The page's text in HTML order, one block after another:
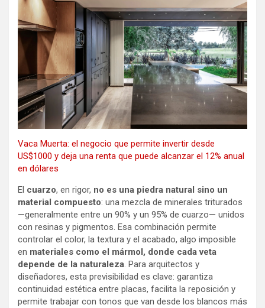
Vaca Muerta: el negocio que permite invertir desde
US$1000 y deja una renta que puede alcanzar el 12% anual
en dólares
El cuarzo, en rigor, no es una piedra natural sino un
material compuesto: una mezcla de minerales triturados
—generalmente entre un 90% y un 95% de cuarzo— unidos
con resinas y pigmentos. Esa combinación permite
controlar el color, la textura y el acabado, algo imposible
en materiales como el mármol, donde cada veta
depende de la naturaleza. Para arquitectos y
diseñadores, esta previsibilidad es clave: garantiza
continuidad estética entre placas, facilita la reposición y
permite trabajar con tonos que van desde los blancos más